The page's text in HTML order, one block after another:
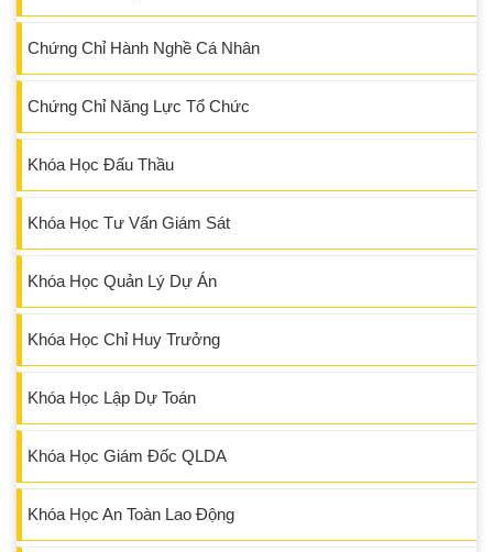
Chứng Chỉ Hành Nghề Cá Nhân
Chứng Chỉ Năng Lực Tổ Chức
Khóa Học Đấu Thầu
Khóa Học Tư Vấn Giám Sát
Khóa Học Quản Lý Dự Án
Khóa Học Chỉ Huy Trưởng
Khóa Học Lập Dự Toán
Khóa Học Giám Đốc QLDA
Khóa Học An Toàn Lao Động